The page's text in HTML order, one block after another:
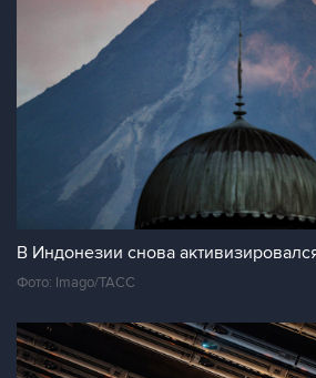
В Индонезии снова
Фото: Imago/ТАСС